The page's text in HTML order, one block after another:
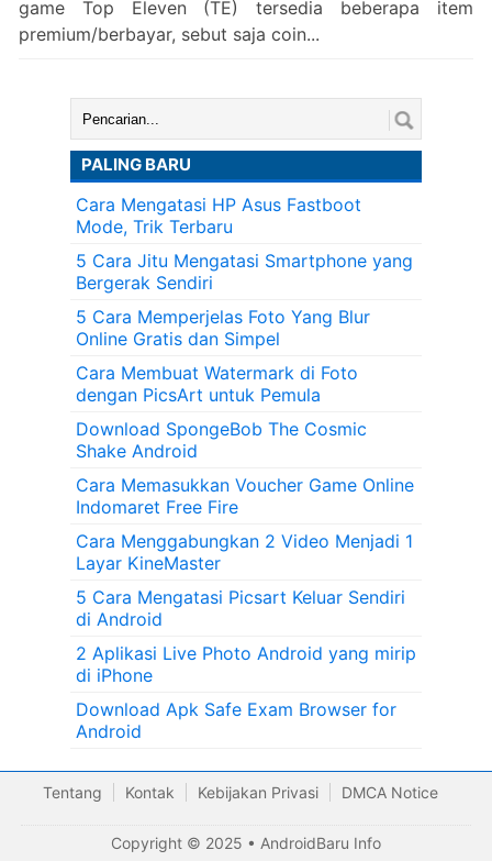
game Top Eleven (TE) tersedia beberapa item
premium/berbayar, sebut saja coin...
Cari:
PALING BARU
Cara Mengatasi HP Asus Fastboot
Mode, Trik Terbaru
5 Cara Jitu Mengatasi Smartphone yang
Bergerak Sendiri
5 Cara Memperjelas Foto Yang Blur
Online Gratis dan Simpel
Cara Membuat Watermark di Foto
dengan PicsArt untuk Pemula
Download SpongeBob The Cosmic
Shake Android
Cara Memasukkan Voucher Game Online
Indomaret Free Fire
Cara Menggabungkan 2 Video Menjadi 1
Layar KineMaster
5 Cara Mengatasi Picsart Keluar Sendiri
di Android
2 Aplikasi Live Photo Android yang mirip
di iPhone
Download Apk Safe Exam Browser for
Android
Tentang Kontak Kebijakan Privasi DMCA Notice
Copyright © 2025 • AndroidBaru Info